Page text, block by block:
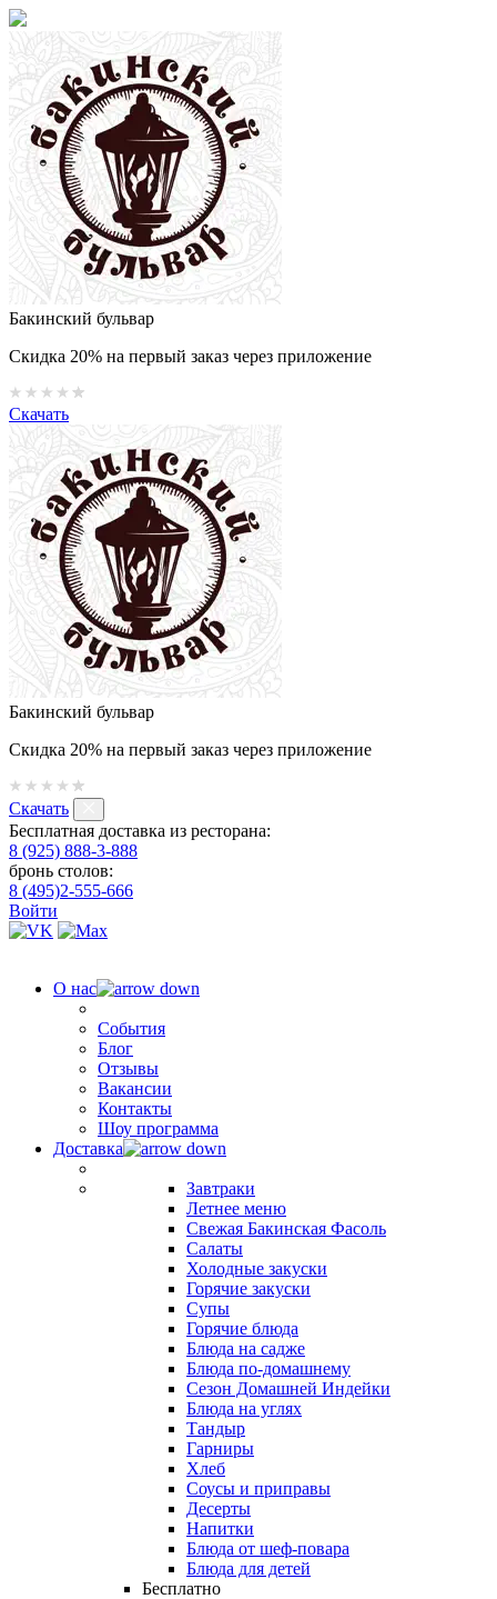
Бакинский бульвар
Скидка 20% на первый заказ через приложение
Скачать
Бакинский бульвар
Скидка 20% на первый заказ через приложение
Скачать
Бесплатная доставка из ресторана:
8 (925) 888-3-888
бронь столов:
8 (495)2-555-666
Войти
О нас
События
Блог
Отзывы
Вакансии
Контакты
Шоу программа
Доставка
Завтраки
Летнее меню
Свежая Бакинская Фасоль
Салаты
Холодные закуски
Горячие закуски
Супы
Горячие блюда
Блюда на садже
Блюда по-домашнему
Сезон Домашней Индейки
Блюда на углях
Тандыр
Гарниры
Хлеб
Соусы и приправы
Десерты
Напитки
Блюда от шеф-повара
Блюда для детей
Бесплатно